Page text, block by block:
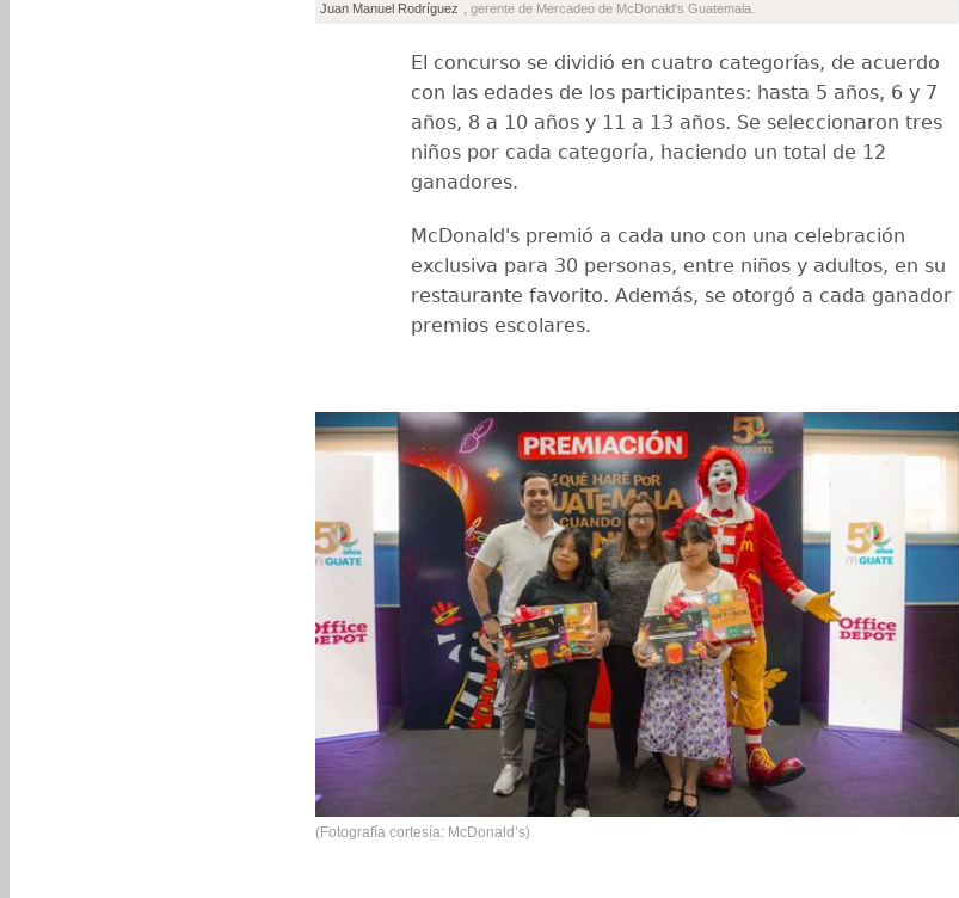
Juan Manuel Rodríguez , gerente de Mercadeo de McDonald's Guatemala.
El concurso se dividió en cuatro categorías, de acuerdo
con las edades de los participantes: hasta 5 años, 6 y 7
años, 8 a 10 años y 11 a 13 años. Se seleccionaron tres
niños por cada categoría, haciendo un total de 12
ganadores.
McDonald's premió a cada uno con una celebración
exclusiva para 30 personas, entre niños y adultos, en su
restaurante favorito. Además, se otorgó a cada ganador
premios escolares.
(Fotografía cortesía: McDonald’s)